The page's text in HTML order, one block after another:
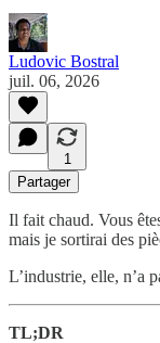
Ludovic Bostral
juil. 06, 2026
1
Partager
Il fait chaud. Vous
mais je sortirai des
L’industrie, elle, n’a
TL;DR